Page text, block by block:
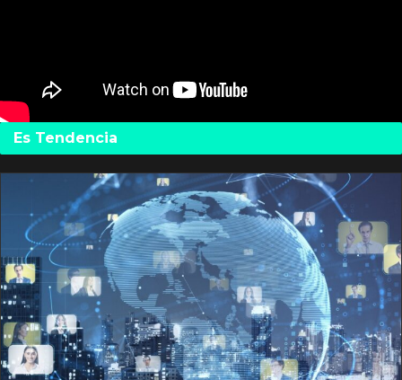
Es Tendencia